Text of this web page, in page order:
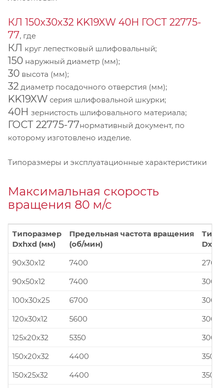
КЛ 150х30х32 KK19XW 40Н ГОСТ 22775-
77, где
КЛ круг лепестковый шлифовальный;
150 наружный диаметр (мм);
30 высота (мм);
32 диаметр посадочного отверстия (мм);
KK19XW серия шлифовальной шкурки;
40Н зернистость шлифовального материала;
ГОСТ 22775-77нормативный документ, по
которому изготовлено изделие.
Типоразмеры и эксплуатационные характеристики
Максимальная скорость
вращения 80 м/с
Типоразмер
Dxhxd (мм)
Предельная частота вращения
(об/мин)
90x30x12
7400
90x50x12
7400
100x30x25
6700
120x30x12
5600
125x20x32
5350
150x20x32
4400
150x25x32
4400